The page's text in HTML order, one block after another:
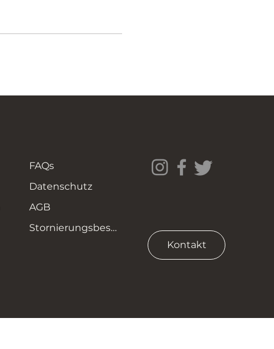
FAQs
Datenschutz
AGB
Stornierungsbestimmungen
Kontakt